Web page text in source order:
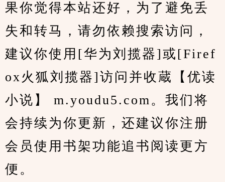
果你觉得本站还好，为了避免丢
失和转马，请勿依赖搜索访问，
建议你使用[华为刘揽器]或[Firef
ox火狐刘揽器]访问并收蔵【优读
小说】 m.youdu5.com。我们将
会持续为你更新，还建议你注册
会员使用书架功能追书阅读更方
便。